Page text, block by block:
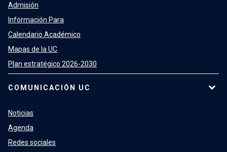
Admisión
Información Para
Calendario Académico
Mapas de la UC
Plan estratégico 2026-2030
COMUNICACIÓN UC
Noticias
Agenda
Redes sociales